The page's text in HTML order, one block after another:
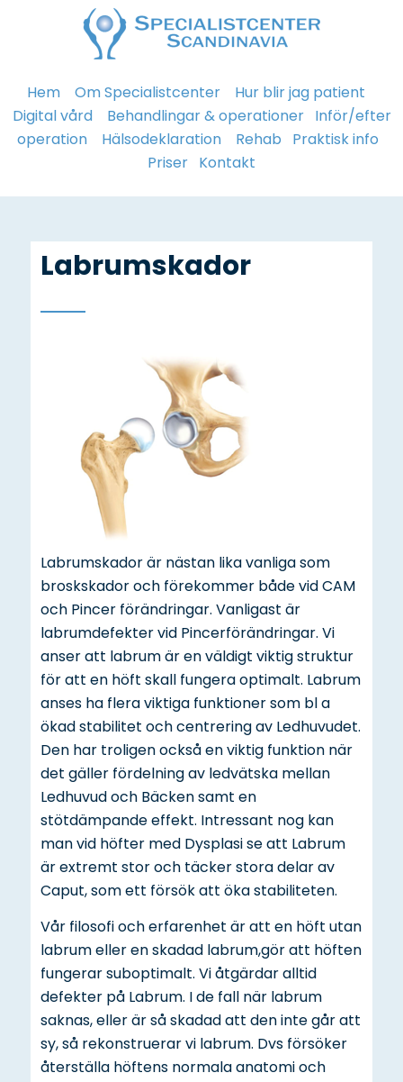
Hem Om Specialistcenter
Hur blir jag patient
Digital vård
Behandlingar & operationer Inför/efter
operation
Hälsodeklaration Rehab
Praktisk info
Priser Kontakt
Labrumskador
Labrumskador är nästan lika vanliga som
broskskador och förekommer både vid CAM
och Pincer förändringar. Vanligast är
labrumdefekter vid Pincerförändringar. Vi
anser att labrum är en väldigt viktig struktur
för att en höft skall fungera optimalt. Labrum
anses ha flera viktiga funktioner som bl a
ökad stabilitet och centrering av Ledhuvudet.
Den har troligen också en viktig funktion när
det gäller fördelning av ledvätska mellan
Ledhuvud och Bäcken samt en
stötdämpande effekt. Intressant nog kan
man vid höfter med Dysplasi se att Labrum
är extremt stor och täcker stora delar av
Caput, som ett försök att öka stabiliteten.
Vår filosofi och erfarenhet är att en höft utan
labrum eller en skadad labrum,gör att höften
fungerar suboptimalt. Vi åtgärdar alltid
defekter på Labrum. I de fall när labrum
saknas, eller är så skadad att den inte går att
sy, så rekonstruerar vi labrum. Dvs försöker
återställa höftens normala anatomi och